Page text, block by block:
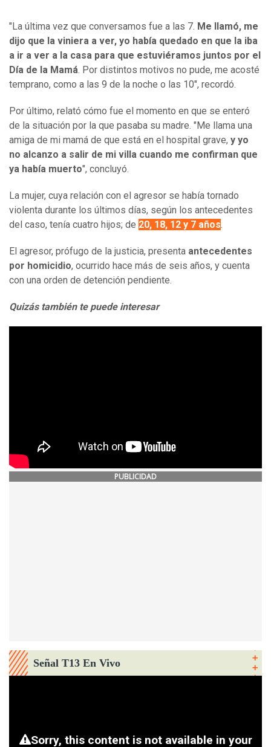
"La última vez que conversamos fue a las 7. Me llamó, me
dijo que la viniera a ver, yo había quedado en que la iba
a ir a ver a la casa para que estuviéramos juntos por el
Día de la Mamá. Por distintos motivos no pude, me acosté
temprano, como a las 9 de la noche o las 10", recordó.
Por último, relató cómo fue el momento en que se enteró
de la situación por la que pasaba su madre. "Me llama una
amiga de mi mamá de que está en el hospital grave, y yo
no alcanzo a salir de mi villa cuando me confirman que
ya había muerto", concluyó.
La mujer, cuya relación con el agresor se había tornado
violenta durante los últimos días, según los antecedentes
del caso, tenía cuatro hijos; de 20, 18, 12 y 7 años.
El agresor, prófugo de la justicia, presenta antecedentes
por homicidio, ocurrido hace más de seis años, y cuenta
con una orden de detención pendiente.
Quizás también te puede interesar
PUBLICIDAD
Señal T13 En Vivo